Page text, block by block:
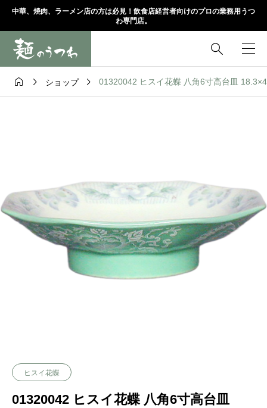
中華、焼肉、ラーメン店の方は必見！飲食店経営者向けのプロの業務用うつ
わ専門店。

  ショップ  01320042 ヒスイ花蝶 八角6寸高台皿
ヒスイ花蝶
01320042 ヒスイ花蝶 八角6寸高台皿